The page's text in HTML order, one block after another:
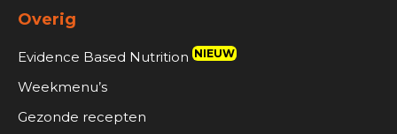
Overig
Evidence Based Nutrition NIEUW
Weekmenu’s
Gezonde recepten